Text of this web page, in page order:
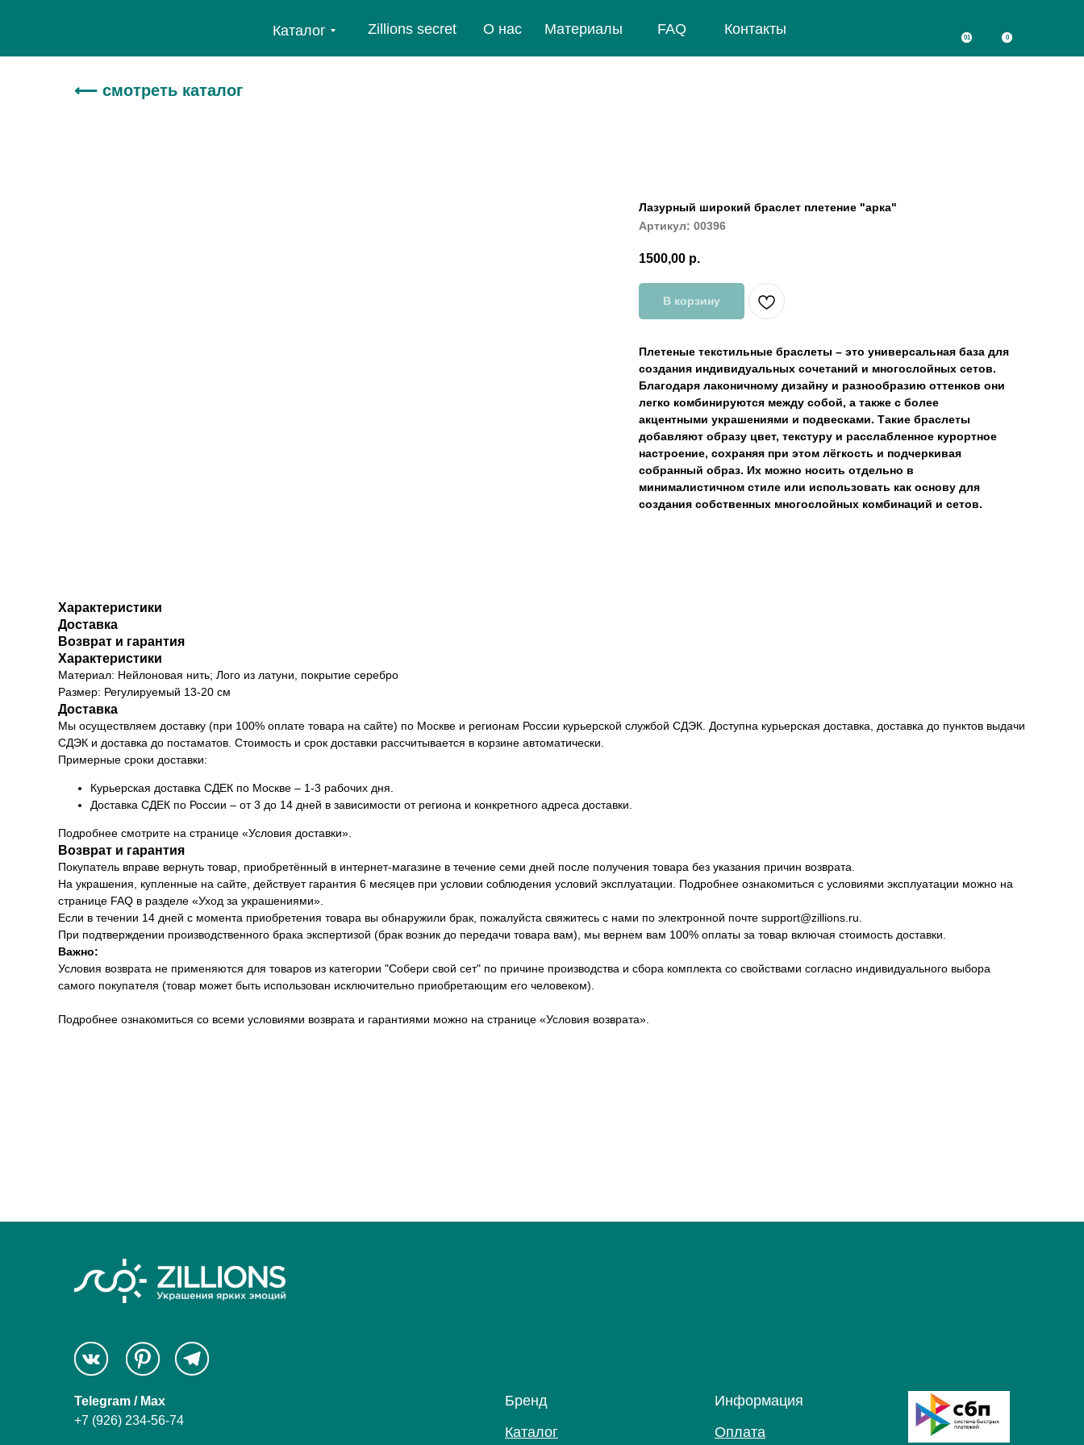
Контакты
FAQ
Материалы
О нас
Zillions secret
Каталог 0
01
⟵ смотреть каталог
Лазурный широкий браслет плетение "арка"
Артикул: 00396
1500,00 р.
В корзину
Плетеные текстильные браслеты – это универсальная база для
создания индивидуальных сочетаний и многослойных сетов.
Благодаря лаконичному дизайну и разнообразию оттенков они
легко комбинируются между собой, а также с более
акцентными украшениями и подвесками. Такие браслеты
добавляют образу цвет, текстуру и расслабленное курортное
настроение, сохраняя при этом лёгкость и подчеркивая
собранный образ. Их можно носить отдельно в
минималистичном стиле или использовать как основу для
создания собственных многослойных комбинаций и сетов.
Характеристики
Доставка
Возврат и гарантия
Характеристики
Материал: Нейлоновая нить; Лого из латуни, покрытие серебро
Размер: Регулируемый 13-20 см
Доставка
Мы осуществляем доставку (при 100% оплате товара на сайте) по Москве и регионам России курьерской службой СДЭК. Доступна курьерская доставка, доставка до пунктов выдачи
СДЭК и доставка до постаматов. Стоимость и срок доставки рассчитывается в корзине автоматически.
Примерные сроки доставки:
Курьерская доставка СДЕК по Москве – 1-3 рабочих дня.
Доставка СДЕК по России – от 3 до 14 дней в зависимости от региона и конкретного адреса доставки.
Подробнее смотрите на странице «Условия доставки».
Возврат и гарантия
Покупатель вправе вернуть товар, приобретённый в интернет-магазине в течение семи дней после получения товара без указания причин возврата.
На украшения, купленные на сайте, действует гарантия 6 месяцев при условии соблюдения условий эксплуатации. Подробнее ознакомиться с условиями эксплуатации можно на
странице FAQ в разделе «Уход за украшениями».
Если в течении 14 дней с момента приобретения товара вы обнаружили брак, пожалуйста свяжитесь с нами по электронной почте support@zillions.ru.
При подтверждении производственного брака экспертизой (брак возник до передачи товара вам), мы вернем вам 100% оплаты за товар включая стоимость доставки.
Важно:
Условия возврата не применяются для товаров из категории "Собери свой сет" по причине производства и сбора комплекта со свойствами согласно индивидуального выбора
самого покупателя (товар может быть использован исключительно приобретающим его человеком).
Подробнее ознакомиться со всеми условиями возврата и гарантиями можно на странице «Условия возврата».
Оплата
Информация
Бренд
Каталог
Telegram / Max
+7 (926) 234-56-74